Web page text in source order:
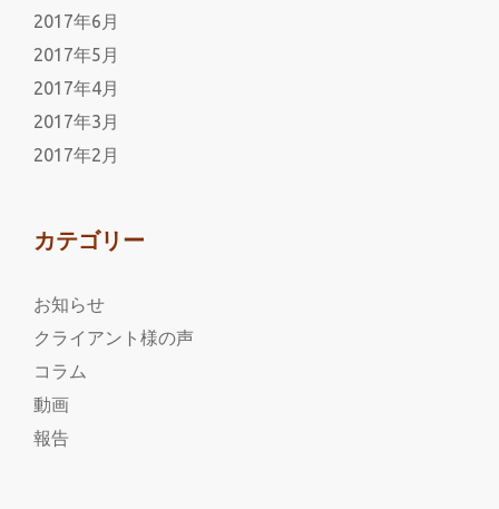
2017年6月
2017年5月
2017年4月
2017年3月
2017年2月
カテゴリー
お知らせ
クライアント様の声
コラム
動画
報告